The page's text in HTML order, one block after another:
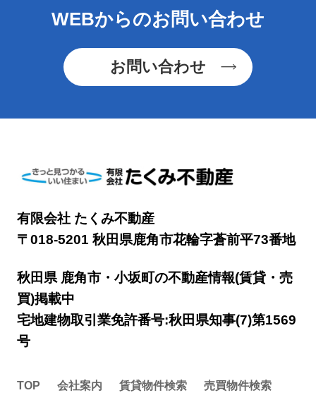
WEBからのお問い合わせ
お問い合わせ
有限会社 たくみ不動産
〒018-5201 秋田県鹿角市花輪字蒼前平73番地
秋田県 鹿角市・小坂町の不動産情報(賃貸・売
買)掲載中
宅地建物取引業免許番号:秋田県知事(7)第1569
号
TOP 会社案内 賃貸物件検索 売買物件検索